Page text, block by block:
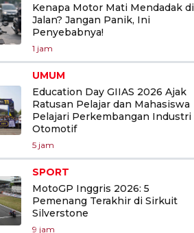
Kenapa Motor Mati Mendadak di
Jalan? Jangan Panik, Ini
Penyebabnya!
1 jam
UMUM
Education Day GIIAS 2026 Ajak
Ratusan Pelajar dan Mahasiswa
Pelajari Perkembangan Industri
Otomotif
5 jam
SPORT
MotoGP Inggris 2026: 5
Pemenang Terakhir di Sirkuit
Silverstone
9 jam